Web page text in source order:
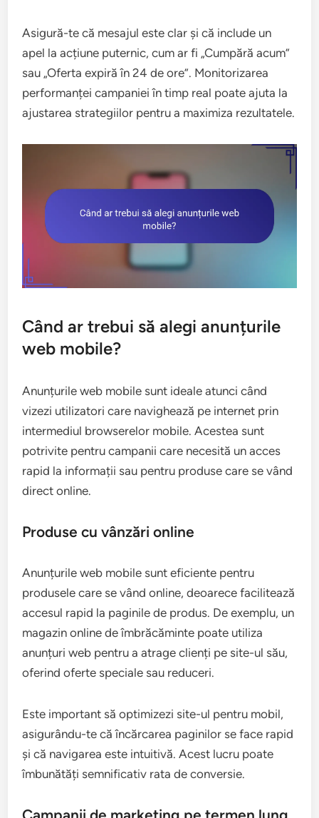
Asigură-te că mesajul este clar și că include un
apel la acțiune puternic, cum ar fi „Cumpără acum”
sau „Oferta expiră în 24 de ore”. Monitorizarea
performanței campaniei în timp real poate ajuta la
ajustarea strategiilor pentru a maximiza rezultatele.
Când ar trebui să alegi anunțurile
web mobile?
Anunțurile web mobile sunt ideale atunci când
vizezi utilizatori care navighează pe internet prin
intermediul browserelor mobile. Acestea sunt
potrivite pentru campanii care necesită un acces
rapid la informații sau pentru produse care se vând
direct online.
Produse cu vânzări online
Anunțurile web mobile sunt eficiente pentru
produsele care se vând online, deoarece facilitează
accesul rapid la paginile de produs. De exemplu, un
magazin online de îmbrăcăminte poate utiliza
anunțuri web pentru a atrage clienți pe site-ul său,
oferind oferte speciale sau reduceri.
Este important să optimizezi site-ul pentru mobil,
asigurându-te că încărcarea paginilor se face rapid
și că navigarea este intuitivă. Acest lucru poate
îmbunătăți semnificativ rata de conversie.